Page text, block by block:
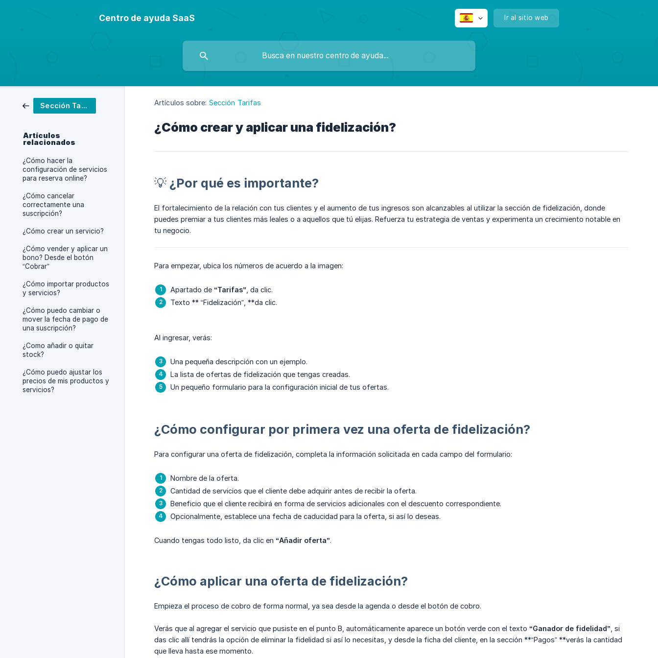
Centro de ayuda SaaS Ir al sitio web
Sección Tarifas
Artículos
relacionados
¿Cómo hacer la
configuración de servicios
para reserva online?
¿Cómo cancelar
correctamente una
suscripción?
¿Cómo crear un servicio?
¿Cómo vender y aplicar un
bono? Desde el botón
“Cobrar”
¿Cómo importar productos
y servicios?
¿Cómo puedo cambiar o
mover la fecha de pago de
una suscripción?
¿Como añadir o quitar
stock?
¿Cómo puedo ajustar los
precios de mis productos y
servicios?
Artículos sobre: Sección Tarifas
¿Cómo crear y aplicar una fidelización?
💡 ¿Por qué es importante?
El fortalecimiento de la relación con tus clientes y el aumento de tus ingresos son alcanzables al utilizar la sección de fidelización, donde
puedes premiar a tus clientes más leales o a aquellos que tú elijas. Refuerza tu estrategia de ventas y experimenta un crecimiento notable en
tu negocio.
Para empezar, ubica los números de acuerdo a la imagen:
Apartado de “Tarifas” , da clic.
Texto ** “Fidelización”, **da clic.
Al ingresar, verás:
Una pequeña descripción con un ejemplo.
La lista de ofertas de fidelización que tengas creadas.
Un pequeño formulario para la configuración inicial de tus ofertas.
¿Cómo configurar por primera vez una oferta de fidelización?
Para configurar una oferta de fidelización, completa la información solicitada en cada campo del formulario:
Nombre de la oferta.
Cantidad de servicios que el cliente debe adquirir antes de recibir la oferta.
Beneficio que el cliente recibirá en forma de servicios adicionales con el descuento correspondiente.
Opcionalmente, establece una fecha de caducidad para la oferta, si así lo deseas.
Cuando tengas todo listo, da clic en “Añadir oferta”.
¿Cómo aplicar una oferta de fidelización?
Empieza el proceso de cobro de forma normal, ya sea desde la agenda o desde el botón de cobro.
Verás que al agregar el servicio que pusiste en el punto B, automáticamente aparece un botón verde con el texto “Ganador de fidelidad” , si
das clic allí tendrás la opción de eliminar la fidelidad si así lo necesitas, y desde la ficha del cliente, en la sección **“Pagos” **verás la cantidad
que lleva hasta ese momento.